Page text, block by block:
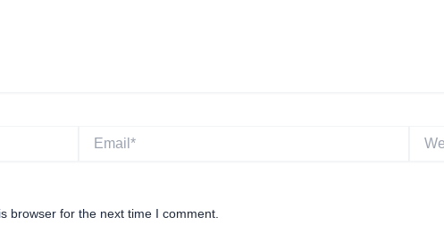
browser for the next time I comment.